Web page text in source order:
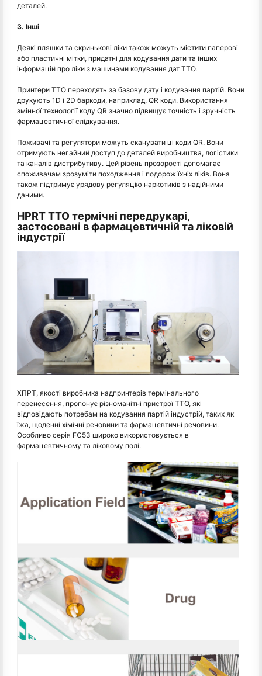
деталей.
3. Інші
Деякі пляшки та скринькові ліки також можуть містити паперові
або пластичні мітки, придатні для кодування дати та інших
інформацій про ліки з машинами кодування дат TTO.
Принтери TTO переходять за базову дату і кодування партій. Вони
друкують 1D і 2D баркоди, наприклад, QR коди. Використання
змінної технології коду QR значно підвищує точність і зручність
фармацевтичної слідкування.
Поживачі та регулятори можуть сканувати ці коди QR. Вони
отримують негайний доступ до деталей виробництва, логістики
та каналів дистрибутиву. Цей рівень прозорості допомагає
споживачам зрозуміти походження і подорож їхніх ліків. Вона
також підтримує урядову регуляцію наркотиків з надійними
даними.
HPRT TTO термічні передрукарі,
застосовані в фармацевтичній та ліковій
індустрії
ХПРТ, якості виробника надпринтерів термінального
перенесення, пропонує різноманітні пристрої ТТО, які
відповідають потребам на кодування партій індустрій, таких як
їжа, щоденні хімічні речовини та фармацевтичні речовини.
Особливо серія FC53 широко використовується в
фармацевтичному та ліковому полі.